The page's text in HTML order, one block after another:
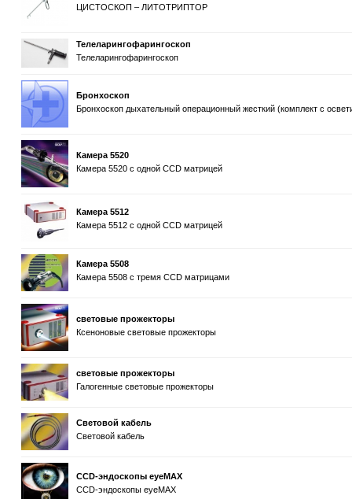
ЦИСТОСКОП – ЛИТОТРИПТОР
Телеларингофарингоскоп
Телеларингофарингоскоп
Бронхоскоп
Бронхоскоп дыхательный операционный жесткий (комплект с
Камера 5520
Камера 5520 с одной CCD матрицей
Камера 5512
Камера 5512 с одной CCD матрицей
Камера 5508
Камера 5508 с тремя CCD матрицами
световые прожекторы
Ксеноновые световые прожекторы
световые прожекторы
Галогенные световые прожекторы
Световой кабель
Световой кабель
CCD-эндоскопы eyeMAX
CCD-эндоскопы eyeMAX